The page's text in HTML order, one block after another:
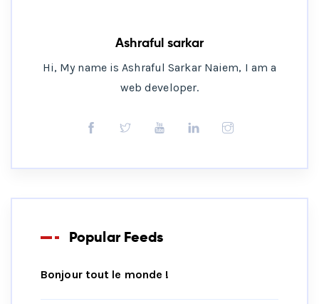
Ashraful sarkar
Hi, My name is Ashraful Sarkar Naiem, I am a
web developer.
Popular Feeds
Bonjour tout le monde !